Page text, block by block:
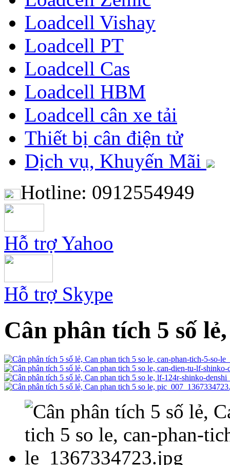
Loadcell Vishay
Loadcell PT
Loadcell Cas
Loadcell HBM
Loadcell cân xe tải
Thiết bị cân điện tử
Dịch vụ, Khuyến Mãi
Hotline: 0912554949
Hỗ trợ Yahoo
Hỗ trợ Skype
Cân phân tích 5 số